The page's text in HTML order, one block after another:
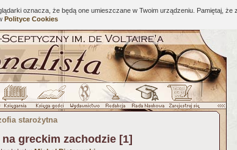
oznacza, że będą one umieszczane w Twoim urządzeniu. Pamiętaj, że
Polityce Cookies
starożytna
greckim zachodzie [1]